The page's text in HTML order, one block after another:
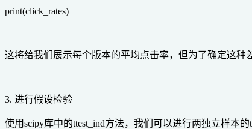
print(click_rates)
这将给我们展示每个版本的平均点击率，但为了确定这种
3. 进行假设检验
使用scipy库中的ttest_ind方法，我们可以进行两独立样本